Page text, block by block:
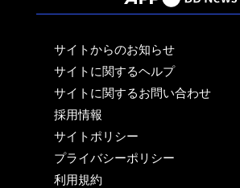
サイトからのお知らせ
サイトに関するヘルプ
サイトに関するお問い合わせ
採用情報
サイトポリシー
プライバシーポリシー
利用規約